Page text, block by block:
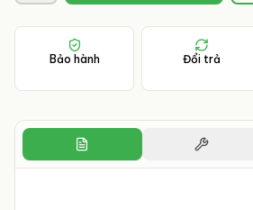
Bảo hành Đổi trả